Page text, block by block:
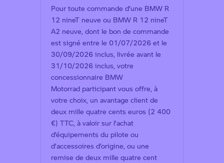
Pour toute commande d’une BMW R
12 nineT neuve ou BMW R 12 nineT
A2 neuve, dont le bon de commande
est signé entre le 01/07/2026 et le
30/09/2026 inclus, livrée avant le
31/10/2026 inclus, votre
concessionnaire BMW
Motorrad participant vous offre, à
votre choix, un avantage client de
deux mille quatre cents euros (2 400
€) TTC, à valoir sur l’achat
d’équipements du pilote ou
d’accessoires d’origine, ou une
remise de deux mille quatre cent